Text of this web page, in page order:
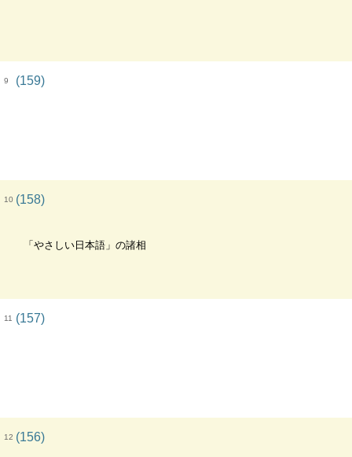
9 (159)
10 (158)
「やさしい日本語」の諸相
11 (157)
12 (156)